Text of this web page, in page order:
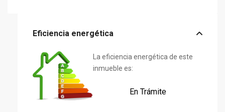
Eficiencia energética
La eficiencia energética de este
inmueble es:
En Trámite